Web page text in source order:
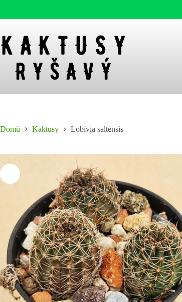
content
Domů Kaktusy Lobivia saltensis